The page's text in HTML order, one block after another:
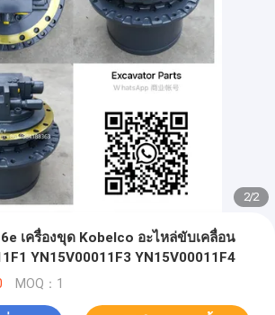
2/2
เครื่องขุด Kobelco อะไหล่ขับเคลื่อน
YN15V00011F3 YN15V00011F4
MOQ：1